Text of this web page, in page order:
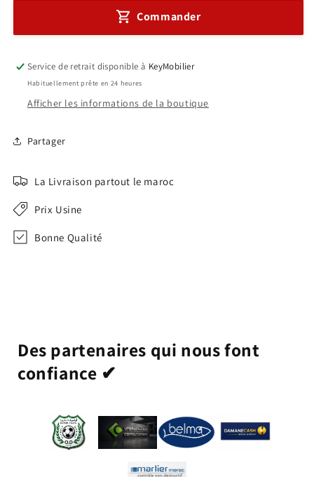
caisson
Réf
A0157
avec
caisson
Réf
A0157
Commander
Service de retrait disponible à KeyMobilier
Habituellement prête en 24 heures
Afficher les informations de la boutique
Partager
La Livraison partout le maroc
Prix Usine
Bonne Qualité
Des partenaires qui nous font
confiance ✔